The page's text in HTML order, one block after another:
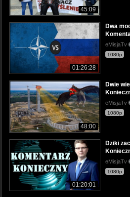
45:09
01:26:28
Dwa
eMisjaTv
1080p
48:00
Dwie
eMisjaTv
1080p
01:20:01
Dziki
eMisjaTv
1080p